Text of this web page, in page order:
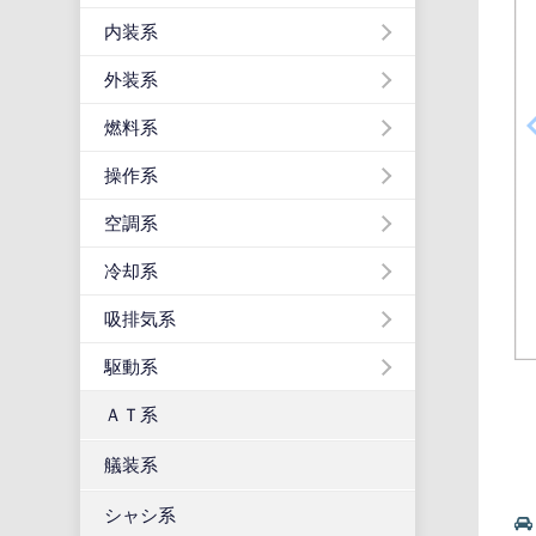
内装系
外装系
燃料系
操作系
空調系
冷却系
吸排気系
駆動系
ＡＴ系
艤装系
シャシ系